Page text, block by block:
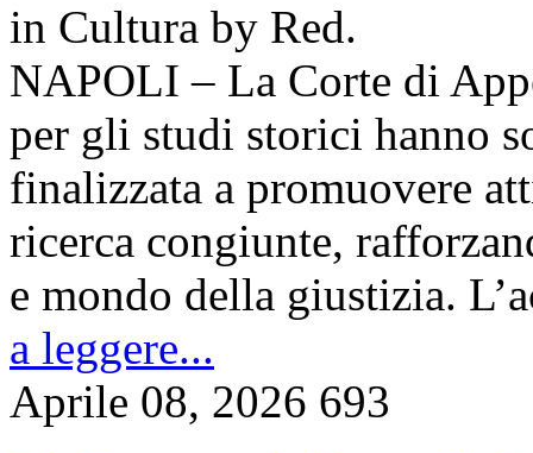
in Cultura by Red.
NAPOLI – La Corte di
per gli studi storici hanno
finalizzata a promuovere
ricerca congiunte,
e mondo della giustizia.
a leggere...
Aprile 08, 2026 693